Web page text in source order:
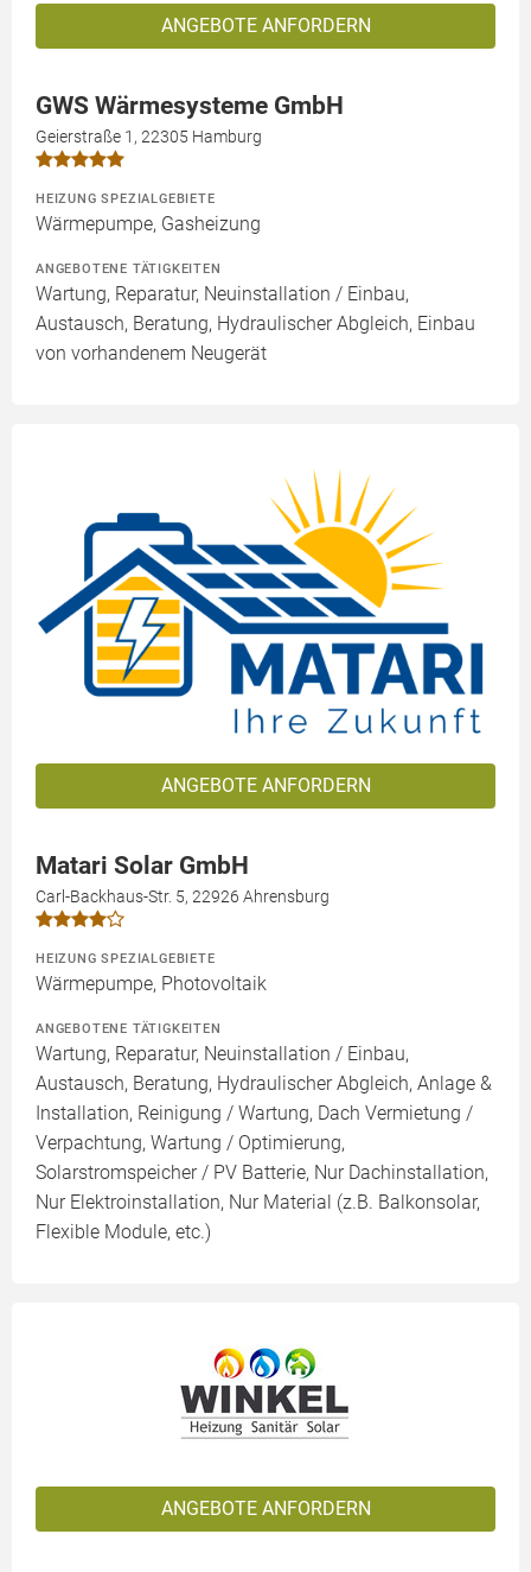
ANGEBOTE ANFORDERN
GWS Wärmesysteme GmbH
Geierstraße 1, 22305 Hamburg
HEIZUNG SPEZIALGEBIETE
Wärmepumpe, Gasheizung
ANGEBOTENE TÄTIGKEITEN
Wartung, Reparatur, Neuinstallation / Einbau,
Austausch, Beratung, Hydraulischer Abgleich, Einbau
von vorhandenem Neugerät
ANGEBOTE ANFORDERN
Matari Solar GmbH
Carl-Backhaus-Str. 5, 22926 Ahrensburg
HEIZUNG SPEZIALGEBIETE
Wärmepumpe, Photovoltaik
ANGEBOTENE TÄTIGKEITEN
Wartung, Reparatur, Neuinstallation / Einbau,
Austausch, Beratung, Hydraulischer Abgleich, Anlage &
Installation, Reinigung / Wartung, Dach Vermietung /
Verpachtung, Wartung / Optimierung,
Solarstromspeicher / PV Batterie, Nur Dachinstallation,
Nur Elektroinstallation, Nur Material (z.B. Balkonsolar,
Flexible Module, etc.)
ANGEBOTE ANFORDERN